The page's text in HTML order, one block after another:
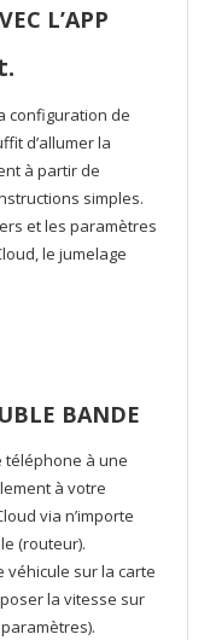
L’APP
configuration de
d’allumer la
à partir de
simples.
et les paramètres
le jumelage
BANDE
téléphone à une
à votre
via n’importe
(routeur).
véhicule sur la carte
la vitesse sur